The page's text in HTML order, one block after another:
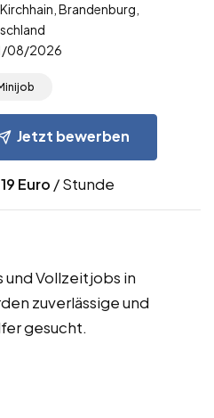
Brandenburg,
08/2026
Jetzt bewerben
19 Euro / Stunde
und Vollzeitjobs in
zuverlässige und
gesucht.